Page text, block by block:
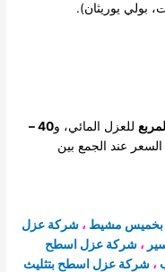
بولي يوريثان).
للعزل المائي، و
40 –
عند الجمع بين
مشيط ،شركة عزل
،شركة عزل اسطح
،شركة عزل اسطح بتثليث